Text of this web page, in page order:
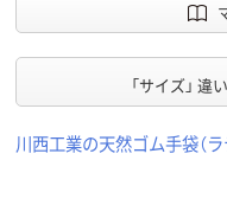
「サイズ」 違
川西工業の天然ゴム手袋（